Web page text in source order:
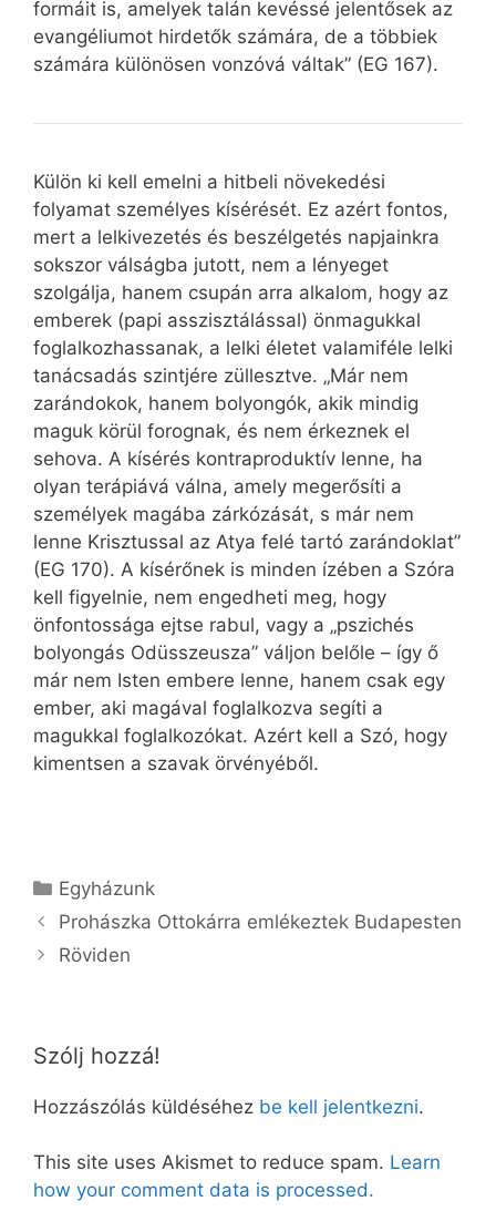
formáit is, amelyek talán kevéssé jelentősek az
evangéliumot hirdetők számára, de a többiek
számára különösen vonzóvá váltak” (EG 167).
Külön ki kell emelni a hitbeli növekedési
folyamat személyes kísérését. Ez azért fontos,
mert a lelkivezetés és beszélgetés napjainkra
sokszor válságba jutott, nem a lényeget
szolgálja, hanem csupán arra alkalom, hogy az
emberek (papi asszisztálással) önmagukkal
foglalkozhassanak, a lelki életet valamiféle lelki
tanácsadás szintjére züllesztve. „Már nem
zarándokok, hanem bolyongók, akik mindig
maguk körül forognak, és nem érkeznek el
sehova. A kísérés kontraproduktív lenne, ha
olyan terápiává válna, amely megerősíti a
személyek magába zárkózását, s már nem
lenne Krisztussal az Atya felé tartó zarándoklat”
(EG 170). A kísérőnek is minden ízében a Szóra
kell figyelnie, nem engedheti meg, hogy
önfontossága ejtse rabul, vagy a „pszichés
bolyongás Odüsszeusza” váljon belőle – így ő
már nem Isten embere lenne, hanem csak egy
ember, aki magával foglalkozva segíti a
magukkal foglalkozókat. Azért kell a Szó, hogy
kimentsen a szavak örvényéből.
Kategória
Egyházunk
Prohászka Ottokárra emlékeztek Budapesten
Röviden
Szólj hozzá!
Hozzászólás küldéséhez be kell jelentkezni.
This site uses Akismet to reduce spam. Learn
how your comment data is processed.